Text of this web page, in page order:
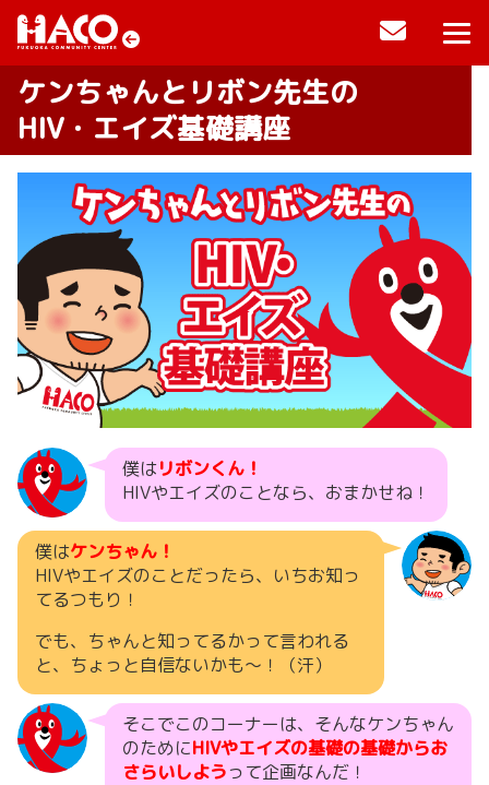
ケンちゃんとリボン先生の
HIV・エイズ基礎講座
僕はリボンくん！
HIVやエイズのことなら、おまかせね！
僕はケンちゃん！
HIVやエイズのことだったら、いちお知っ
てるつもり！
でも、ちゃんと知ってるかって言われる
と、ちょっと自信ないかも〜！（汗）
そこでこのコーナーは、そんなケンちゃん
のためにHIVやエイズの基礎の基礎からお
さらいしようって企画なんだ！